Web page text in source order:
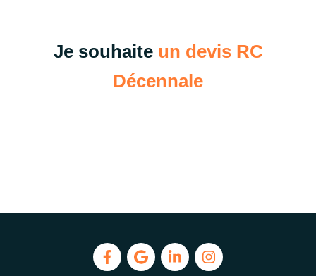
Je souhaite un devis RC
Décennale